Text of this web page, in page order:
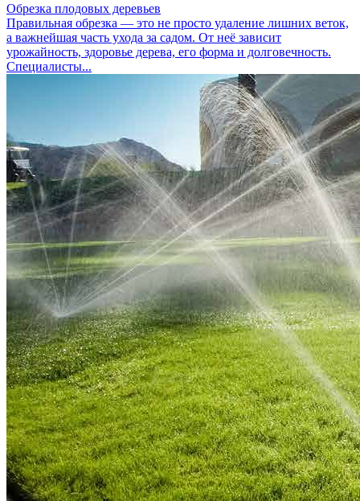
Обрезка плодовых деревьев
Правильная обрезка — это не просто удаление лишних веток,
а важнейшая часть ухода за садом. От неё зависит
урожайность, здоровье дерева, его форма и долговечность.
Специалисты...